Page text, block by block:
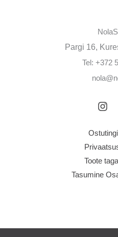
Pargi 16,
Tel: +372
Toote
Tasumine